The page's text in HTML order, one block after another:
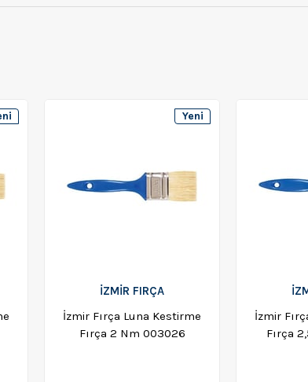
İZMİR FIRÇA
İzmir Fırça Luna Kestirme
Fırça 2 Nm 003026
Yeni
İzmir
Fırça